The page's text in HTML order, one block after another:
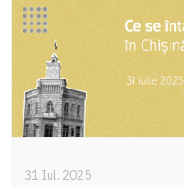
31 Iul. 2025